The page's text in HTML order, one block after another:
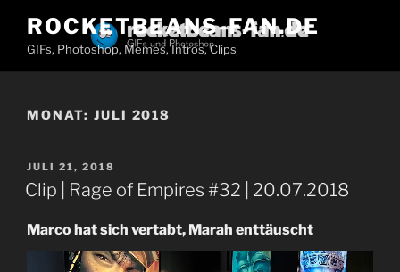
Inhalt
springen
ROCKETBEANS-FAN.DE
GIFs, Photoshop, Memes, Intros, Clips
MONAT: JULI 2018
VERÖFFENTLICHT
AM
JULI 21, 2018
Clip | Rage of Empires #32 | 20.07.2018
Marco hat sich vertabt, Marah enttäuscht